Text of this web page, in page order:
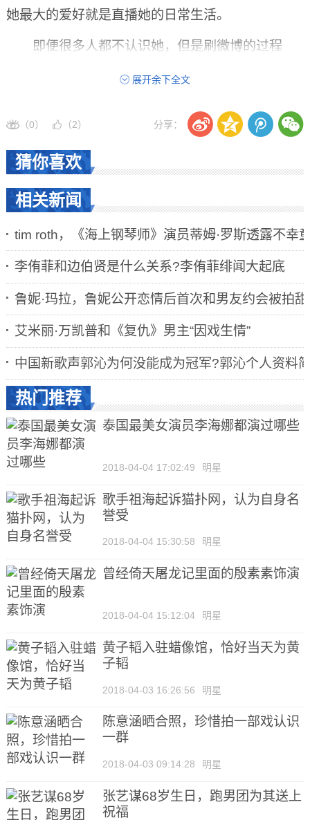
她最大的爱好就是直播她的日常生活。
即便很多人都不认识她，但是刷微博的过程
手，简直就是完美女孩的代表。裴佳欣是怎么出名
佳欣早就是当红的小明星了，和在《爸爸去哪儿》
中走红的阿拉蕾一样，各种活动也是接个不停。
或幕后团队的策划，迅速蹿红更是易如反掌。当然
最主要的是她实在是太可爱了。
展开余下全文
（0） （2） 分享：
猜你喜欢
相关新闻
tim roth，《海上钢琴师》演员蒂姆·罗斯透露不幸
李侑菲和边伯贤是什么关系?李侑菲绯闻大起底
鲁妮·玛拉，鲁妮公开恋情后首次和男友约会被拍
艾米丽·万凯普和《复仇》男主“因戏生情”
中国新歌声郭沁为何没能成为冠军?郭沁个人资料
热门推荐
泰国最美女演员李海娜都演过哪些
2018-04-04 17:02:49 明星
歌手祖海起诉猫扑网，认为自身名
誉受
2018-04-04 15:30:58 明星
曾经倚天屠龙记里面的殷素素饰演
2018-04-04 15:12:04 明星
黄子韬入驻蜡像馆，恰好当天为黄
子韬
2018-04-03 16:26:56 明星
陈意涵晒合照，珍惜拍一部戏认识
一群
2018-04-03 09:14:28 明星
张艺谋68岁生日，跑男团为其送上
祝福